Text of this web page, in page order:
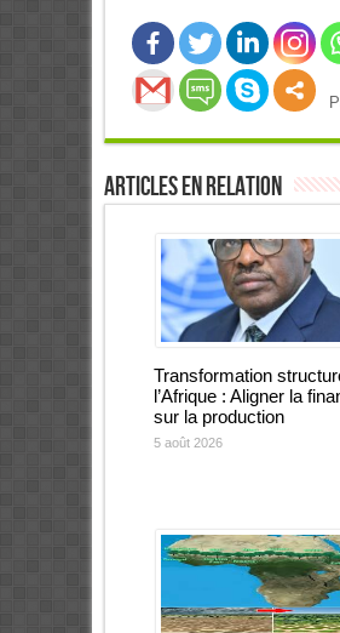
Articles en relation
Transformation
l’Afrique : Aligner la
sur la production
5 août 2026